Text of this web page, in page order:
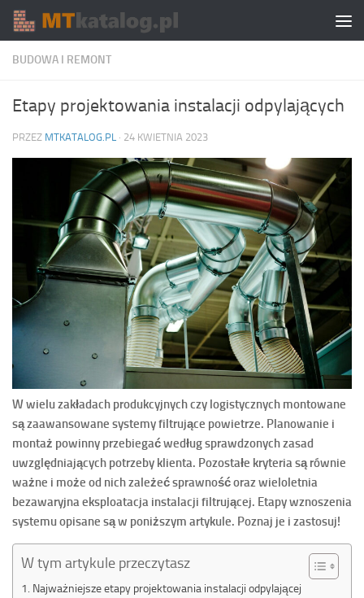
Skip to content
BUDOWA I REMONT
Etapy projektowania instalacji odpylających
PRZEZ MTKATALOG.PL · 24 KWIETNIA 2023
W wielu zakładach produkcyjnych czy logistycznych montowane
są zaawansowane systemy filtrujące powietrze. Planowanie i
montaż powinny przebiegać według sprawdzonych zasad
uwzględniających potrzeby klienta. Pozostałe kryteria są równie
ważne i może od nich zależeć sprawność oraz wieloletnia
bezawaryjna eksploatacja instalacji filtrującej. Etapy wznoszenia
systemu opisane są w poniższym artykule. Poznaj je i zastosuj!
W tym artykule przeczytasz
Najważniejsze etapy projektowania instalacji odpylającej